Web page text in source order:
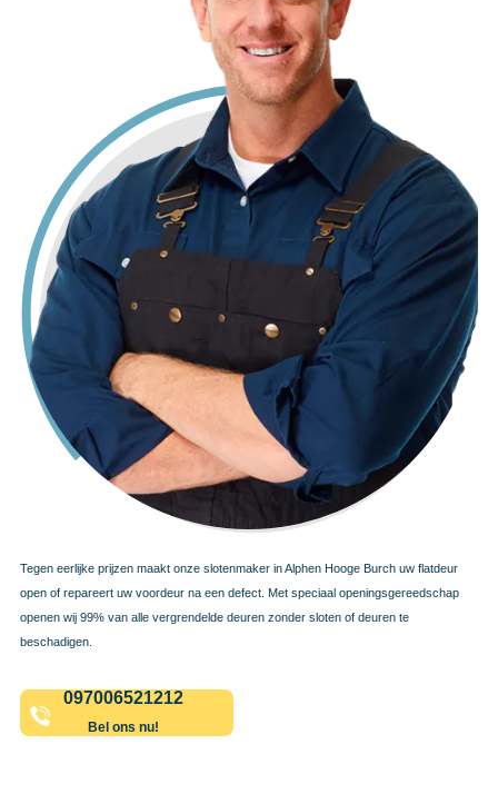
Tegen eerlijke prijzen maakt onze slotenmaker in Alphen Hooge Burch uw flatdeur
open of repareert uw voordeur na een defect. Met speciaal openingsgereedschap
openen wij 99% van alle vergrendelde deuren zonder sloten of deuren te
beschadigen.
097006521212
Bel ons nu!